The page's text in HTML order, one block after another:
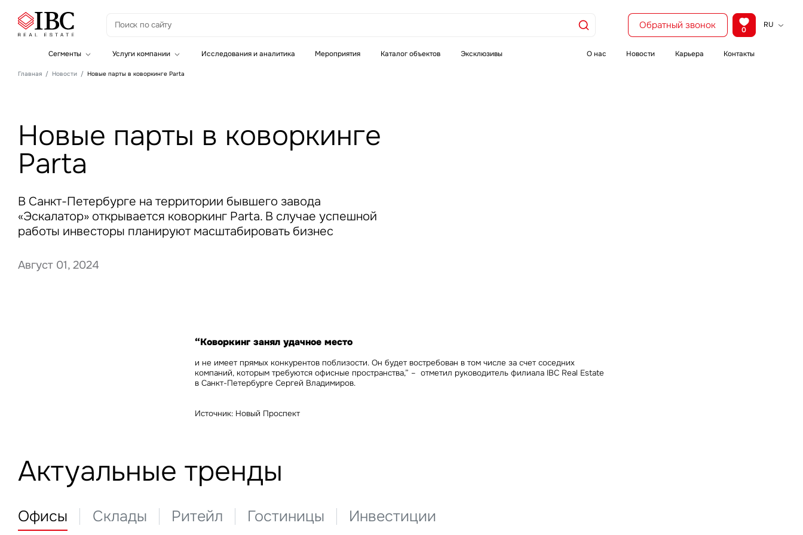
Обратный звонок 0
RU
Сегменты
Складская недвижимость
Услуги компании
Земельные активы и девелопмент
Стратегический консалтинг
Исследования и аналитика
Исследования и аналитика Мероприятия Каталог объектов Эксклюзивы О нас Новости Карьера Контакты
Главная Новости Новые парты в коворкинге Parta
Новые парты в коворкинге
Parta
В Санкт-Петербурге на территории бывшего завода
«Эскалатор» открывается коворкинг Parta. В случае успешной
работы инвесторы планируют масштабировать бизнес
Август 01, 2024
“Коворкинг занял удачное место
и не имеет прямых конкурентов поблизости. Он будет востребован в том числе за счет соседних
компаний, которым требуются офисные пространства,” – отметил руководитель филиала IBC Real Estate
в Санкт-Петербурге Сергей Владимиров.
Источник: Новый Проспект
Актуальные тренды
Офисы Склады Ритейл Гостиницы Инвестиции
Заказать звонок
Это обязательное поле